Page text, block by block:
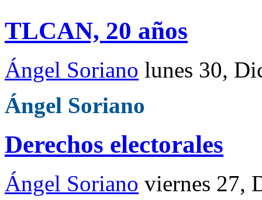
TLCAN, 20 años
Ángel Soriano lunes 30,
Ángel Soriano
Derechos electorales
Ángel Soriano viernes 27,